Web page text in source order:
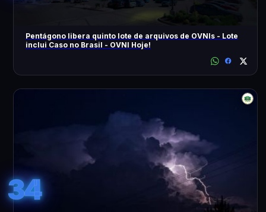
Pentágono libera quinto lote de arquivos de OVNIs - Lote
inclui Caso no Brasil - OVNI Hoje!
34